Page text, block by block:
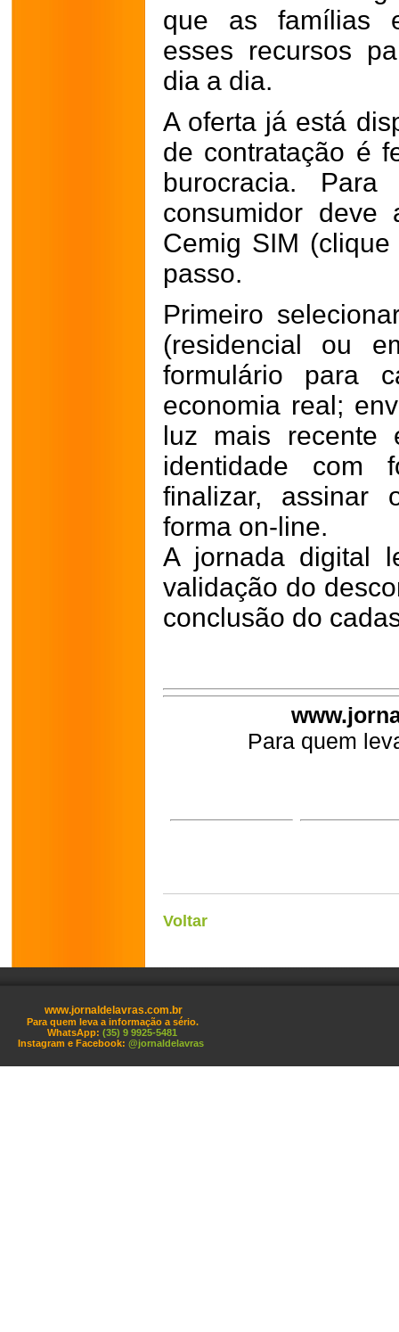
que as famílias
esses recursos
dia a dia.
A oferta já está
de contratação é
burocracia.
consumidor
Cemig SIM
passo.
Primeiro
(residencial ou
formulário para
economia real;
luz mais recente
identidade com
finalizar, assinar
forma on-line.
A jornada digital
validação do
conclusão do
Para quem
Voltar
www.jornaldelavras.com.br
Para quem leva a informação a sério.
WhatsApp: (35) 9 9925-5481
Instagram e Facebook: @jornaldelavras